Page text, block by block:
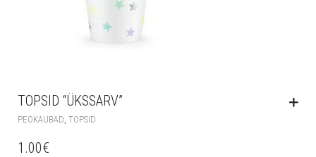
TOPSID “ÜKSSARV”
PEOKAUBAD TOPSID
1.00€